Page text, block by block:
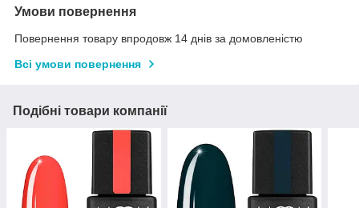
Умови повернення
Повернення товару впродовж 14 днів за домовленістю
Всі умови повернення
Подібні товари компанії